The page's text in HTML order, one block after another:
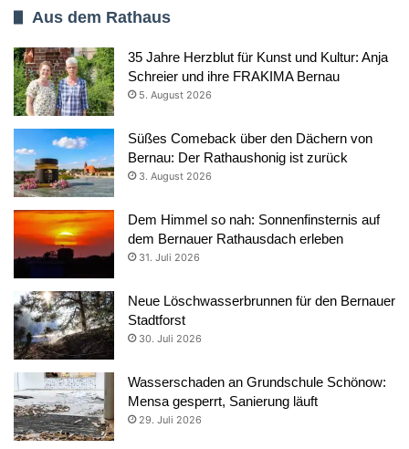
Aus dem Rathaus
35 Jahre Herzblut für Kunst und Kultur: Anja
Schreier und ihre FRAKIMA Bernau
5. August 2026
Süßes Comeback über den Dächern von
Bernau: Der Rathaushonig ist zurück
3. August 2026
Dem Himmel so nah: Sonnenfinsternis auf
dem Bernauer Rathausdach erleben
31. Juli 2026
Neue Löschwasserbrunnen für den Bernauer
Stadtforst
30. Juli 2026
Wasserschaden an Grundschule Schönow:
Mensa gesperrt, Sanierung läuft
29. Juli 2026